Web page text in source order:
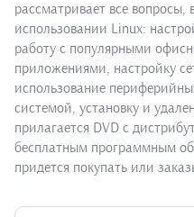
рассматривает все
использовании Linux:
работу с популярными
приложениями, настройку
использование
системой, установку и
прилагается DVD с
бесплатным программным
придется покупать или